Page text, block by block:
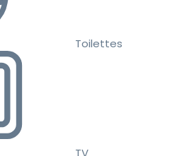
Toilettes
TV